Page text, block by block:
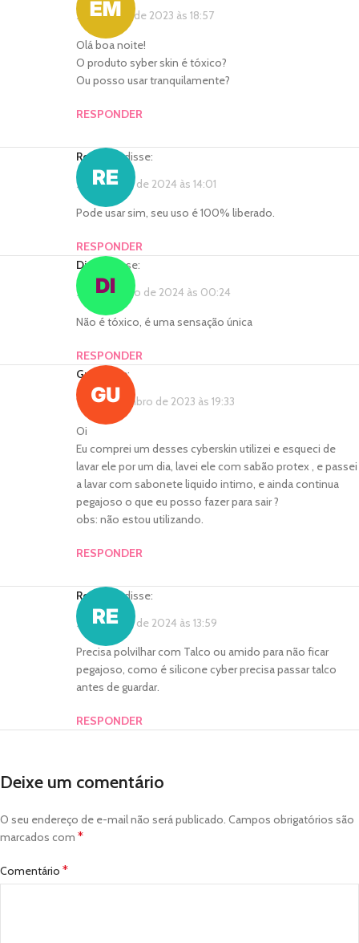
29 de maio de 2023 às 18:57
Olá boa noite!
O produto syber skin é tóxico?
Ou posso usar tranquilamente?
RESPONDER
rebecca
disse:
28 de junho de 2024 às 14:01
Pode usar sim, seu uso é 100% liberado.
RESPONDER
Diego
disse:
24 de agosto de 2024 às 00:24
Não é tóxico, é uma sensação única
RESPONDER
Guil
disse:
15 de setembro de 2023 às 19:33
Oi
Eu comprei um desses cyberskin utilizei e esqueci de
lavar ele por um dia, lavei ele com sabão protex , e passei
a lavar com sabonete liquido intimo, e ainda continua
pegajoso o que eu posso fazer para sair ?
obs: não estou utilizando.
RESPONDER
rebecca
disse:
28 de junho de 2024 às 13:59
Precisa polvilhar com Talco ou amido para não ficar
pegajoso, como é silicone cyber precisa passar talco
antes de guardar.
RESPONDER
Deixe um comentário
O seu endereço de e-mail não será publicado. Campos obrigatórios são
marcados com *
Comentário *